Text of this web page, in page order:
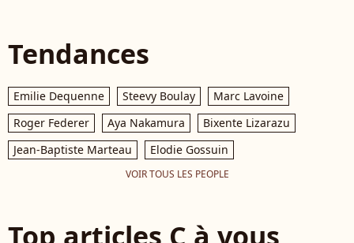
Tendances
Emilie Dequenne Steevy Boulay
Marc Lavoine
Roger Federer
Aya Nakamura
Bixente Lizarazu
Jean-Baptiste Marteau
Elodie Gossuin
VOIR TOUS LES PEOPLE
Top articles C à vous